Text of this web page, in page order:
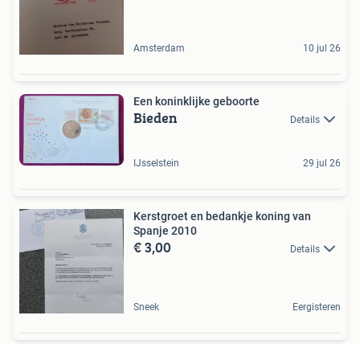
Amsterdam 10 jul 26
Een koninklijke geboorte
Bieden Details
IJsselstein 29 jul 26
Kerstgroet en bedankje koning van
Spanje 2010
€ 3,00 Details
Sneek Eergisteren